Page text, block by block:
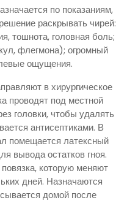
по показаниям,
раскрывать чирей:
тошнота, головная боль;
флегмона); огромный
ощущения.
в хирургическое
проводят под местной
головки, чтобы удалять
антисептиками. В
помещается латексный
вывода остатков гноя.
которую меняют
дней. Назначаются
домой после